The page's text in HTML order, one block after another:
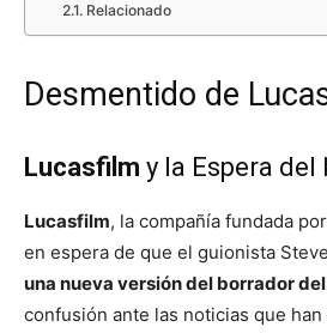
Relacionado
Desmentido de
Lucasfilm y la Espera del
Lucasfilm, la compañía fundada
en espera de que el guionista
una nueva versión del borrador
confusión ante las noticias que